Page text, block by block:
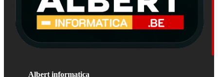
Albert informatica